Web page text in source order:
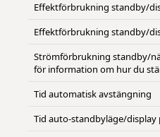
Effektförbrukning standby/
Effektförbrukning standby/
Strömförbrukning standby/
för information om hur du
Tid automatisk avstängning
Tid auto-standbyläge/display